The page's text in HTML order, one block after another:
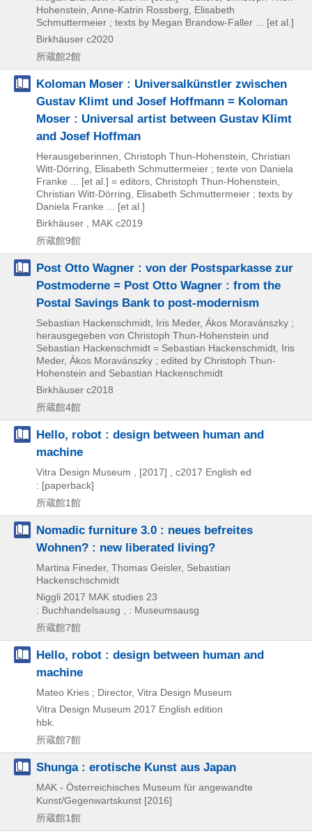
Hohenstein, Anne-Katrin Rossberg, Elisabeth
Schmuttermeier ; texts by Megan Brandow-Faller ... [et al.]
Birkhäuser c2020
所蔵館2館
Koloman Moser : Universalkünstler zwischen
Gustav Klimt und Josef Hoffmann = Koloman
Moser : Universal artist between Gustav Klimt
and Josef Hoffman
Herausgeberinnen, Christoph Thun-Hohenstein, Christian
Witt-Dörring, Elisabeth Schmuttermeier ; texte von Daniela
Franke ... [et al.] = editors, Christoph Thun-Hohenstein,
Christian Witt-Dörring, Elisabeth Schmuttermeier ; texts by
Daniela Franke ... [et al.]
Birkhäuser , MAK c2019
所蔵館9館
Post Otto Wagner : von der Postsparkasse zur
Postmoderne = Post Otto Wagner : from the
Postal Savings Bank to post-modernism
Sebastian Hackenschmidt, Iris Meder, Ákos Moravánszky ;
herausgegeben von Christoph Thun-Hohenstein und
Sebastian Hackenschmidt = Sebastian Hackenschmidt, Iris
Meder, Ákos Moravánszky ; edited by Christoph Thun-
Hohenstein and Sebastian Hackenschmidt
Birkhäuser c2018
所蔵館4館
Hello, robot : design between human and
machine
Vitra Design Museum , [2017] , c2017 English ed
: [paperback]
所蔵館1館
Nomadic furniture 3.0 : neues befreites
Wohnen? : new liberated living?
Martina Fineder, Thomas Geisler, Sebastian
Hackenschschmidt
Niggli 2017 MAK studies 23
: Buchhandelsausg , : Museumsausg
所蔵館7館
Hello, robot : design between human and
machine
Mateo Kries ; Director, Vitra Design Museum
Vitra Design Museum 2017 English edition
hbk.
所蔵館7館
Shunga : erotische Kunst aus Japan
MAK - Österreichisches Museum für angewandte
Kunst/Gegenwartskunst [2016]
所蔵館1館